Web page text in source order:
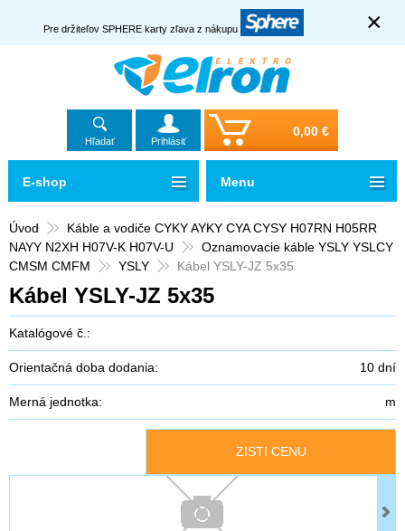
Pre držiteľov SPHERE karty zľava z nákupu ×
Hľadať Prihlásiť
0,00 €
Úvod
Káble a vodiče CYKY AYKY CYA CYSY H07RN H05RR
NAYY N2XH H07V-K H07V-U
Oznamovacie káble YSLY YSLCY
CMSM CMFM
YSLY Kábel YSLY-JZ 5x35
Kábel YSLY-JZ 5x35
Katalógové č.:
Orientačná doba dodania: 10 dní
Merná jednotka: m
ZISTI CENU
E-shop Menu